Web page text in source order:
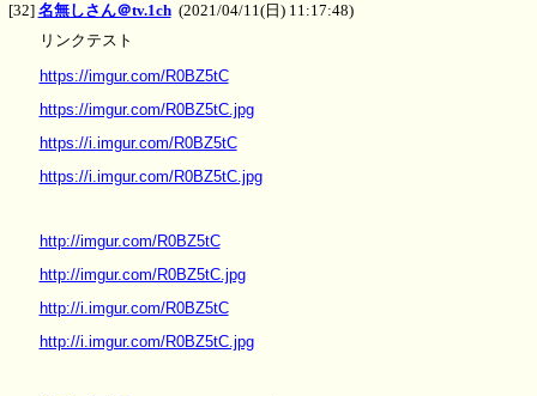
[32] 名無しさん＠tv.1ch (2021/04/11(日) 11:17:48)
リンクテスト
https://imgur.com/R0BZ5tC
https://imgur.com/R0BZ5tC.jpg
https://i.imgur.com/R0BZ5tC
https://i.imgur.com/R0BZ5tC.jpg
http://imgur.com/R0BZ5tC
http://imgur.com/R0BZ5tC.jpg
http://i.imgur.com/R0BZ5tC
http://i.imgur.com/R0BZ5tC.jpg